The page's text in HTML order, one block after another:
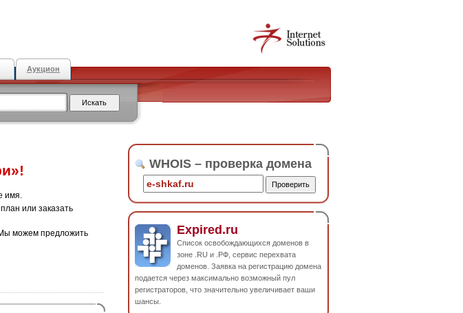
Аукцион
имя.
или заказать
Мы можем предложить
WHOIS – проверка домена
Expired.ru
Список освобождающихся доменов в
зоне .RU и .РФ, сервис перехвата
доменов. Заявка на регистрацию домена
подается через максимально возможный пул
регистраторов, что значительно увеличивает ваши
шансы.